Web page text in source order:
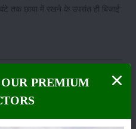
तक छाया में रखने के उपरांत ही बिजाई
भंडारण
PREMIUM